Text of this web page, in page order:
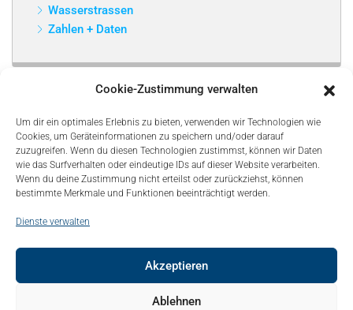
Cookie-Zustimmung verwalten
Um dir ein optimales Erlebnis zu bieten, verwenden wir Technologien wie
Cookies, um Geräteinformationen zu speichern und/oder darauf
zuzugreifen. Wenn du diesen Technologien zustimmst, können wir Daten
wie das Surfverhalten oder eindeutige IDs auf dieser Website verarbeiten.
Wenn du deine Zustimmung nicht erteilst oder zurückziehst, können
bestimmte Merkmale und Funktionen beeinträchtigt werden.
Dienste verwalten
Akzeptieren
Ablehnen
Wasserstrassen
Zahlen + Daten